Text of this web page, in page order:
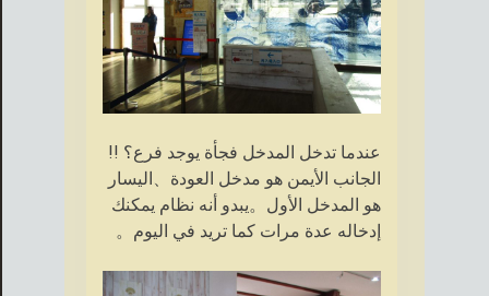
عندما تدخل المدخل فجأة يوجد فرع؟ !!
الجانب الأيمن هو مدخل العودة、اليسار
هو المدخل الأول。يبدو أنه نظام يمكنك
إدخاله عدة مرات كما تريد في اليوم。